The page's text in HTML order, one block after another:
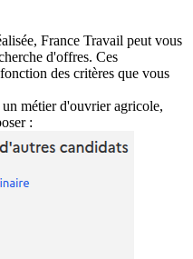
France Travail peut vous
d'offres. Ces
des critères que vous
métier d'ouvrier agricole,
: